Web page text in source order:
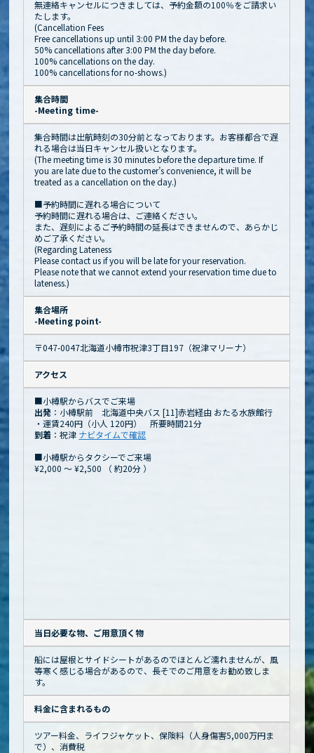
無連絡キャンセルにつきましては、予約金額の100％をご請求い
たします。
(Cancellation Fees
Free cancellations up until 3:00 PM the day before.
50% cancellations after 3:00 PM the day before.
100% cancellations on the day.
100% cancellations for no-shows.)
集合時間
-Meeting time-
集合時間は出航時刻の30分前となっております。お客様都合で遅
れる場合は当日キャンセル扱いとなります。
(The meeting time is 30 minutes before the departure time. If
you are late due to the customer’s convenience, it will be
treated as a cancellation on the day.)
■予約時間に遅れる場合について
予約時間に遅れる場合は、ご連絡ください。
また、遅刻によるご予約時間の延長はできませんので、あらかじ
めご了承ください。
(Regarding Lateness
Please contact us if you will be late for your reservation.
Please note that we cannot extend your reservation time due to
lateness.)
集合場所
-Meeting point-
〒047-0047北海道小樽市祝津3丁目197（祝津マリーナ）
アクセス
■小樽駅からバスでご来場
出発 ：小樽駅前 北海道中央バス [11]赤岩経由 おたる水族館行
・運賃240円（小人 120円） 所要時間21分
到着 ：祝津 ナビタイムで確認
■小樽駅からタクシーでご来場
¥2,000 ～ ¥2,500 （約20分 ）
当日必要な物、ご用意頂く物
船には屋根とサイドシートがあるのでほとんど濡れませんが、風
等寒く感じる場合があるので、長そでのご用意をお勧め致しま
す。
料金に含まれるもの
ツアー料金、ライフジャケット、保険料（人身傷害5,000万円ま
で）、消費税